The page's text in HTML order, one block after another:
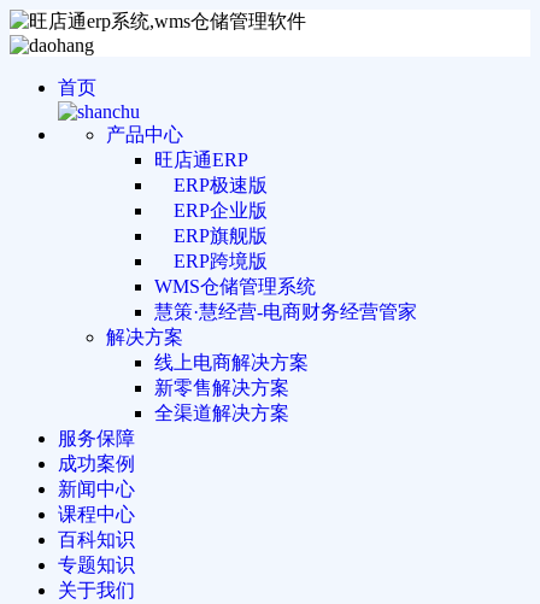
首页
产品中心
旺店通ERP
ERP极速版
ERP企业版
ERP旗舰版
ERP跨境版
WMS仓储管理系统
慧策·慧经营-电商财务经营管家
解决方案
线上电商解决方案
新零售解决方案
全渠道解决方案
服务保障
成功案例
新闻中心
课程中心
百科知识
专题知识
关于我们